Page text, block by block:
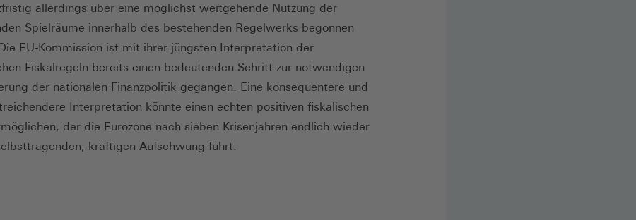
allerdings über eine möglichst weitgehende Nutzung der
Spielräume innerhalb des bestehenden Regelwerks begonnen
EU-Kommission ist mit ihrer jüngsten Interpretation der
Fiskalregeln bereits einen bedeutenden Schritt zur notwendigen
der nationalen Finanzpolitik gegangen. Eine konsequentere und
Interpretation könnte einen echten positiven fiskalischen
der die Eurozone nach sieben Krisenjahren endlich wieder
kräftigen Aufschwung führt.